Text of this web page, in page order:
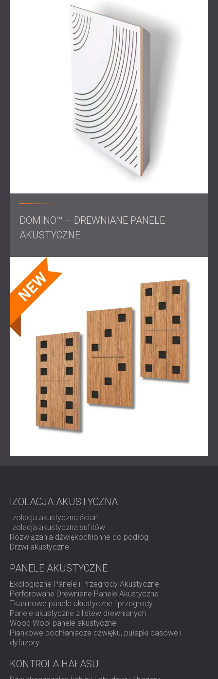
DECIBEL oferuje indywidualnie dopasowaną akustykę sal
koncertowych, klubów i sal koncertowych.
Skontaktuj się z nami, aby rozpocząć swój projekt.
DOMINO™ – DREWNIANE PANELE
AKUSTYCZNE
IZOLACJA AKUSTYCZNA
Izolacja akustyczna ścian
Izolacja akustyczna sufitów
Rozwiązania dźwiękochłonne do podłóg
Drzwi akustyczne
PANELE AKUSTYCZNE
Ekologiczne Panele i Przegrody Akustyczne
Perforowane Drewniane Panele Akustyczne
Tkaninowe panele akustyczne i przegrody
Panele akustyczne z listew drewnianych
Wood Wool panele akustyczne
Piankowe pochłaniacze dźwięku, pułapki basowe i
dyfuzory
KONTROLA HAŁASU